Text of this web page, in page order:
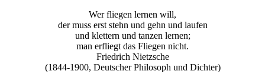
Wer fliegen lernen will,
der muss erst stehn und gehn und laufen
und klettern und tanzen lernen;
man erfliegt das Fliegen nicht.
Friedrich Nietzsche
(1844-1900, Deutscher Philosoph und Dichter)